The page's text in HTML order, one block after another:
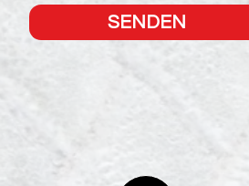
SENDEN